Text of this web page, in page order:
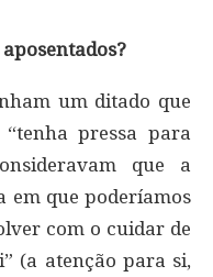
um ditado que
pressa para
que a
em que poderíamos
com o cuidar de
(a atenção para si,